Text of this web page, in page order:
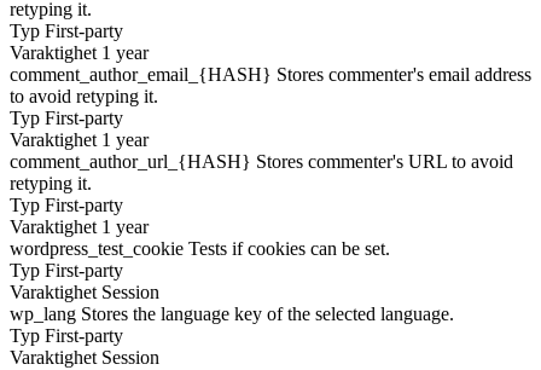
retyping it.
Typ First-party
Varaktighet 1 year
comment_author_email_{HASH} Stores commenter's email address
to avoid retyping it.
Typ First-party
Varaktighet 1 year
comment_author_url_{HASH} Stores commenter's URL to avoid
retyping it.
Typ First-party
Varaktighet 1 year
wordpress_test_cookie Tests if cookies can be set.
Typ First-party
Varaktighet Session
wp_lang Stores the language key of the selected language.
Typ First-party
Varaktighet Session